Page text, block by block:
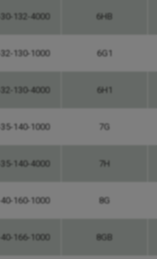
132-4000 6HB
130-1000 6G1
130-4000 6H1
140-1000 7G
140-4000 7H
160-1000 8G
166-1000 8GB